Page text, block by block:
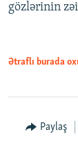
gözlərinin
Ətraflı burada
Paylaş